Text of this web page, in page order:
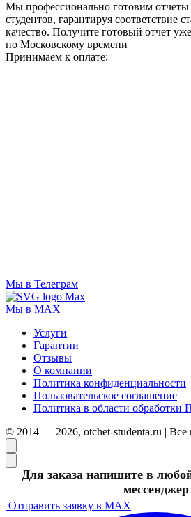
Мы профессионально готовим отчеты
студентов, гарантируя соответствие
качество. Получите готовый отчет
по Московскому времени
Принимаем к оплате:
Мы в Телеграм
Мы в MAX
Услуги
Гарантии
Отзывы
О компании
Политика конфиденциальности
Пользовательское соглашение
Политика в области обработки
© 2014 — 2026, otchet-studenta.ru |
Для заказа напишите в
мессенджер
Отправить заявку в MAX